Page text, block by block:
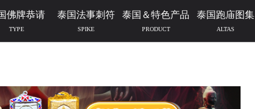
佛牌恭请
TYPE
泰国法事刺符
SPIKE
泰国＆特色产品
PRODUCT
泰国跑庙图集
ALTAS